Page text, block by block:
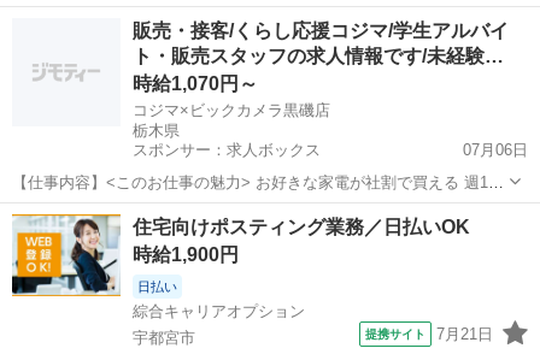
ます！ ・まずは、見積書や資料作成がメインになります！PC業務が得
意な方、大歓迎♪ ・商品知識が増え、慣れてきたら将来的には企業先
への見積書説明もお願いします！...
芳賀郡 営業
販売・接客/くらし応援コジマ/学生アルバイ
ト・販売スタッフの求人情報です/未経験…
時給1,070円～
コジマ×ビックカメラ黒磯店
栃木県
スポンサー：求人ボックス
07月06日
【仕事内容】<このお仕事の魅力> お好きな家電が社割で買える 週1日
2時間～OK!働き方が選べる! 時給 1分単位で計算します 東証プライム
上場の安定企業 <仕事内容> コジマで家電の販売と接客を行うアルバ
イト・パートスタッフの...
アルバイト・パート
住宅向けポスティング業務／日払いOK
時給1,900円
日払い
綜合キャリアオプション
宇都宮市
提携サイト 7月21日